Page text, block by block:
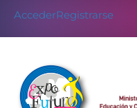
AccederRegistrarse